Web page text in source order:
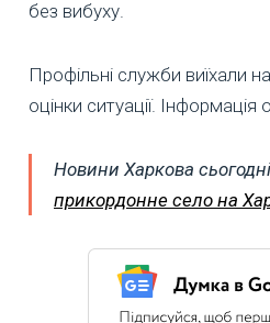
без вибуху.
Профільні служби виїхали
оцінки ситуації.
Новини Харкова
прикордонне село на